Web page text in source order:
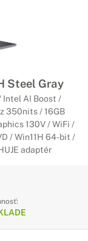
Steel Gray
Intel AI Boost /
350nits / 16GB
130V / WiFi /
/ Win11H 64-bit /
adaptér